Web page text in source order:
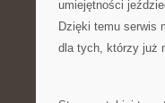
umiejętności
Dzięki temu serwis
dla tych, którzy już